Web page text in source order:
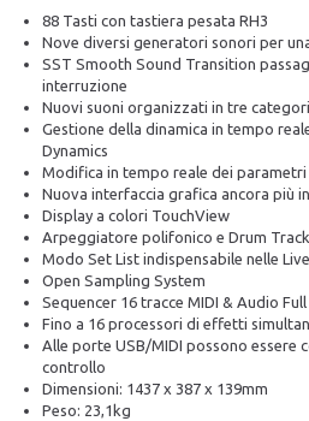
88 Tasti con tastiera pesata RH3
Nove diversi generatori sonori per
SST Smooth Sound Transition
interruzione
Nuovi suoni organizzati in tre
Gestione della dinamica in tempo
Dynamics
Modifica in tempo reale dei
Nuova interfaccia grafica ancora più
Display a colori TouchView
Arpeggiatore polifonico e Drum Track
Modo Set List indispensabile nelle
Open Sampling System
Sequencer 16 tracce MIDI & Audio
Fino a 16 processori di effetti
Alle porte USB/MIDI possono essere
controllo
Dimensioni: 1437 x 387 x 139mm
Peso: 23,1kg